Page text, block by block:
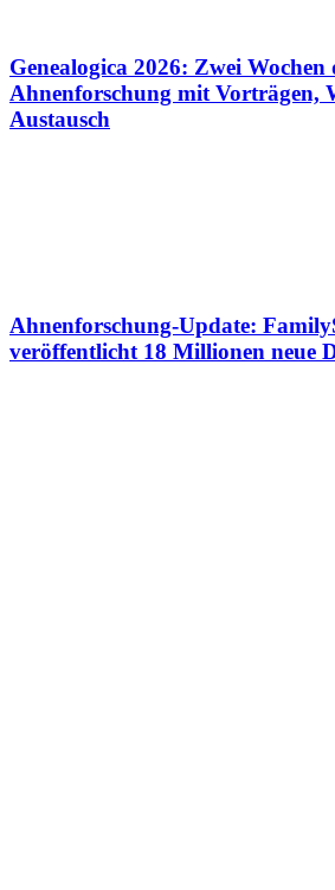
Genealogica 2026: Zwei Wochen
Ahnenforschung mit Vorträgen,
Austausch
Ahnenforschung-Update:
veröffentlicht 18 Millionen neue